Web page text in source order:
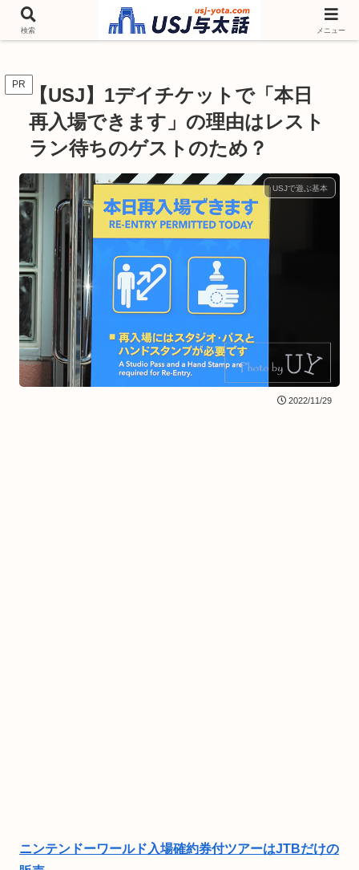
チケットやシーズンイベント ニンテンドーワールド アトラクションなどユニ
バを歩いて情報収集しています
PR 【USJ】1デイチケットで「本日
再入場できます」の理由はレスト
ラン待ちのゲストのため？
USJで遊ぶ基本
2022/11/29
ニンテンドーワールド入場確約券付ツアーはJTBだけの
検索 メニュー